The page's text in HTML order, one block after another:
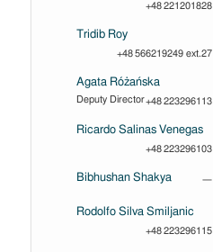
+48 221201828
Tridib Roy
+48 566219249 ext.27
Agata Różańska
+48 223296113
Deputy Director
Ricardo Salinas Venegas
+48 223296103
Bibhushan Shakya —
Rodolfo Silva Smiljanic
+48 223296115